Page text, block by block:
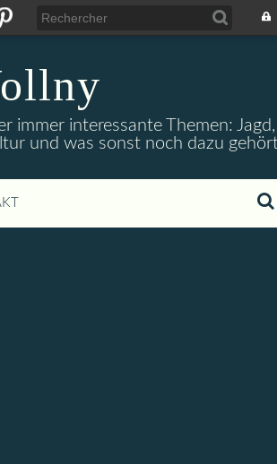
immer interessante Themen: Jagd,
und was sonst noch dazu